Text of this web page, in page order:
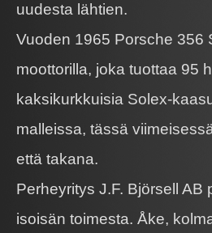
uudesta lähtien.
Vuoden 1965 Porsche 356
moottorilla, joka tuottaa 95
kaksikurkkuisia Solex-
malleissa, tässä
että takana.
Perheyritys J.F. Björsell
isoisän toimesta. Åke,